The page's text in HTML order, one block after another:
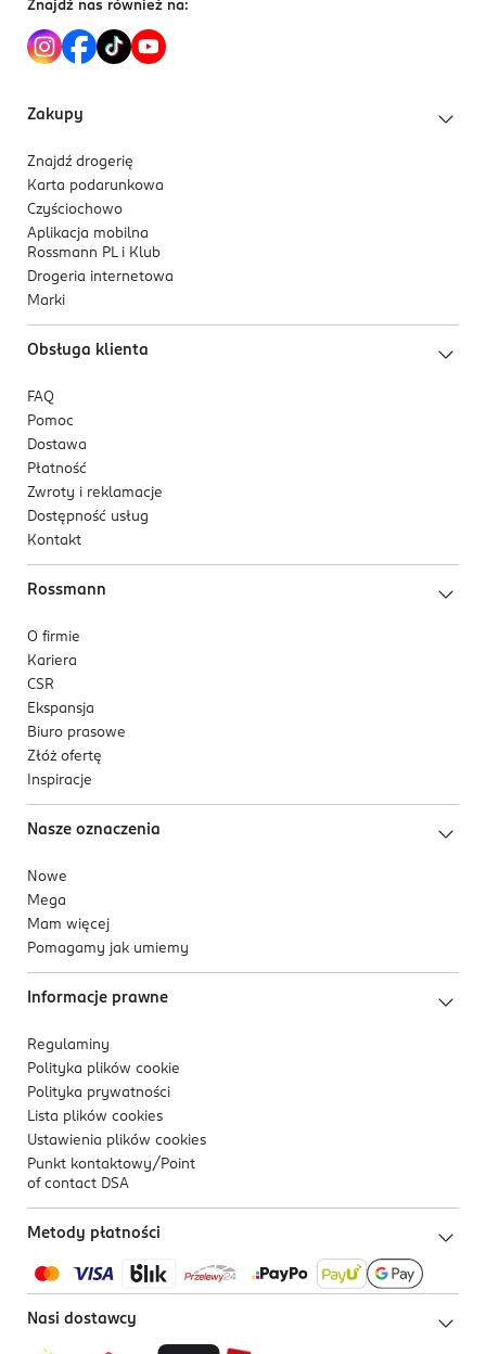
5 907195 204389
Znajdź nas również na:
Zakupy
Znajdź drogerię
Karta podarunkowa
Czyściochowo
Aplikacja mobilna
Rossmann PL i Klub
Drogeria internetowa
Marki
Obsługa klienta
FAQ
Pomoc
Dostawa
Płatność
Zwroty i reklamacje
Dostępność usług
Kontakt
Rossmann
O firmie
Kariera
CSR
Ekspansja
Biuro prasowe
Złóż ofertę
Inspiracje
Nasze oznaczenia
Nowe
Mega
Mam więcej
Pomagamy jak umiemy
Informacje prawne
Regulaminy
Polityka plików cookie
Polityka prywatności
Lista plików cookies
Ustawienia plików cookies
Punkt kontaktowy/ Point
of contact DSA
Metody płatności
Nasi dostawcy